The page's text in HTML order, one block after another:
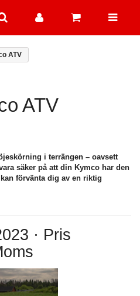
ATV
ATV
i terrängen – oavsett
säker på att din Kymco har den
förvänta dig av en riktig
· Pris